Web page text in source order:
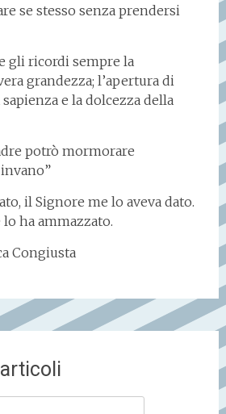
se stesso senza prendersi
gli ricordi sempre la
grandezza; l’apertura di
e la dolcezza della
potrò mormorare
il Signore me lo aveva dato.
ha ammazzato.
Congiusta